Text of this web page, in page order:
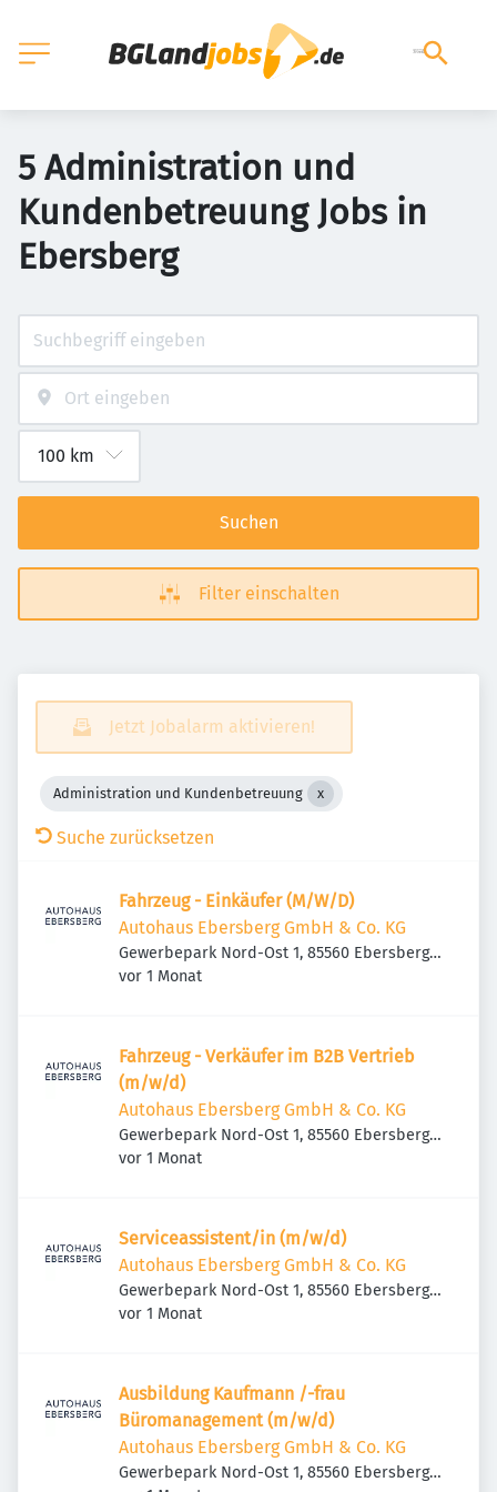
5 Administration und
Kundenbetreuung Jobs in
Ebersberg
Suchen
Filter einschalten
Jetzt Jobalarm aktivieren!
Administration und Kundenbetreuung
Suche zurücksetzen
Fahrzeug - Einkäufer (M/W/D)
Autohaus Ebersberg GmbH & Co. KG
Gewerbepark Nord-Ost 1, 85560 Ebersberg,
Deutschland
Veröffentlicht
vor 1 Monat
Fahrzeug - Verkäufer im B2B Vertrieb
(m/w/d)
Autohaus Ebersberg GmbH & Co. KG
Gewerbepark Nord-Ost 1, 85560 Ebersberg,
Deutschland
Veröffentlicht
vor 1 Monat
Serviceassistent/in (m/w/d)
Autohaus Ebersberg GmbH & Co. KG
Gewerbepark Nord-Ost 1, 85560 Ebersberg,
Deutschland
Veröffentlicht
vor 1 Monat
Ausbildung Kaufmann /-frau
Büromanagement (m/w/d)
Autohaus Ebersberg GmbH & Co. KG
Gewerbepark Nord-Ost 1, 85560 Ebersberg,